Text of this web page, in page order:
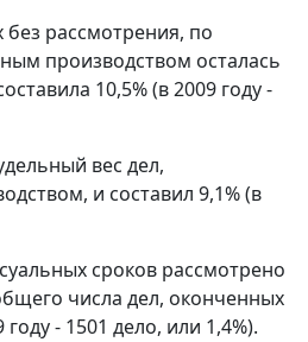
рассмотрения, по
производством осталась
10,5% (в 2009 году -
вес дел,
и составил 9,1% (в
сроков рассмотрено
числа дел, оконченных
- 1501 дело, или 1,4%).